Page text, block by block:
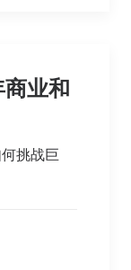
业和
挑战巨